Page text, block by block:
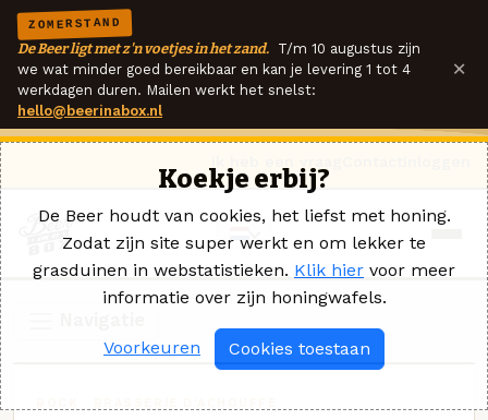
ZOMERSTAND
De Beer ligt met z'n voetjes in het zand. T/m 10 augustus zijn
we wat minder goed bereikbaar en kan je levering 1 tot 4
werkdagen duren. Mailen werkt het snelst:
hello@beerinabox.nl
×
Koekje erbij?
De Beer houdt van cookies, het liefst met honing.
Zodat zijn site super werkt en om lekker te
grasduinen in webstatistieken. Klik hier voor meer
informatie over zijn honingwafels.
Voorkeuren Cookies toestaan